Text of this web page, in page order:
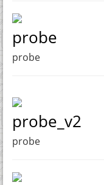
probe
probe
probe_v2
probe